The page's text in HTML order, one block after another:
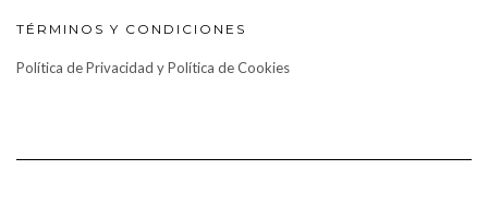
TÉRMINOS Y CONDICIONES
Política de Privacidad y Política de Cookies